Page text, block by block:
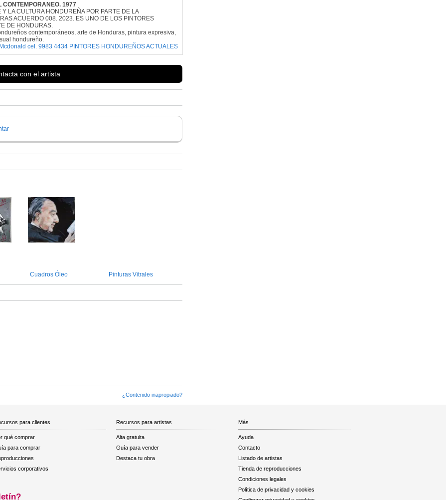
CONTEMPORANEO. 1977
LA CULTURA HONDUREÑA POR PARTE DE LA
ACUERDO 008. 2023. ES UNO DE LOS PINTORES
DE HONDURAS.
contemporáneos, arte de Honduras, pintura expresiva,
hondureño.
cel. 9983 4434 PINTORES HONDUREÑOS ACTUALES
con el artista
Cuadros Óleo Pinturas Vitrales
¿Contenido inapropiado?
para clientes
qué comprar
para comprar
corporativos
Recursos para artistas
Alta gratuita
Guía para vender
Destaca tu obra
Más
Ayuda
Contacto
Listado de artistas
Tienda de reproducciones
Condiciones legales
Política de privacidad y cookies